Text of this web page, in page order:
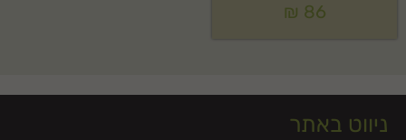
₪ 86
ניווט באתר